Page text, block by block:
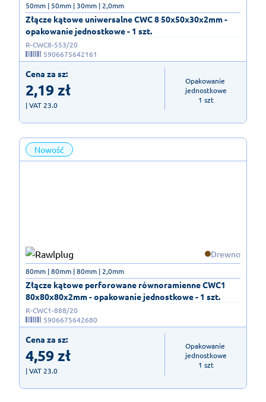
Złącze kątowe uniwersalne CWC 8 50x50x30x2mm -
opakowanie jednostkowe - 1 szt.
50mm | 50mm | 30mm | 2,0mm
R-CWC8-553/20
5906675642161
Cena za sz:
2,19zł
| VAT 23.0
Opakowanie
jednostkowe
1 szt
Nowość
Drewno
Złącze kątowe perforowane równoramienne CWC1
80x80x80x2mm - opakowanie jednostkowe - 1 szt.
80mm | 80mm | 80mm | 2,0mm
R-CWC1-888/20
5906675642680
Cena za sz:
4,59zł
| VAT 23.0
Opakowanie
jednostkowe
1 szt